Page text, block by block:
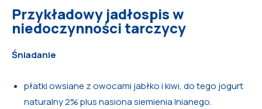
Przykładowy jadłospis w
niedoczynności tarczycy
Śniadanie
płatki owsiane z owocami jabłko i kiwi, do tego jogurt
naturalny 2% plus nasiona siemienia lnianego.